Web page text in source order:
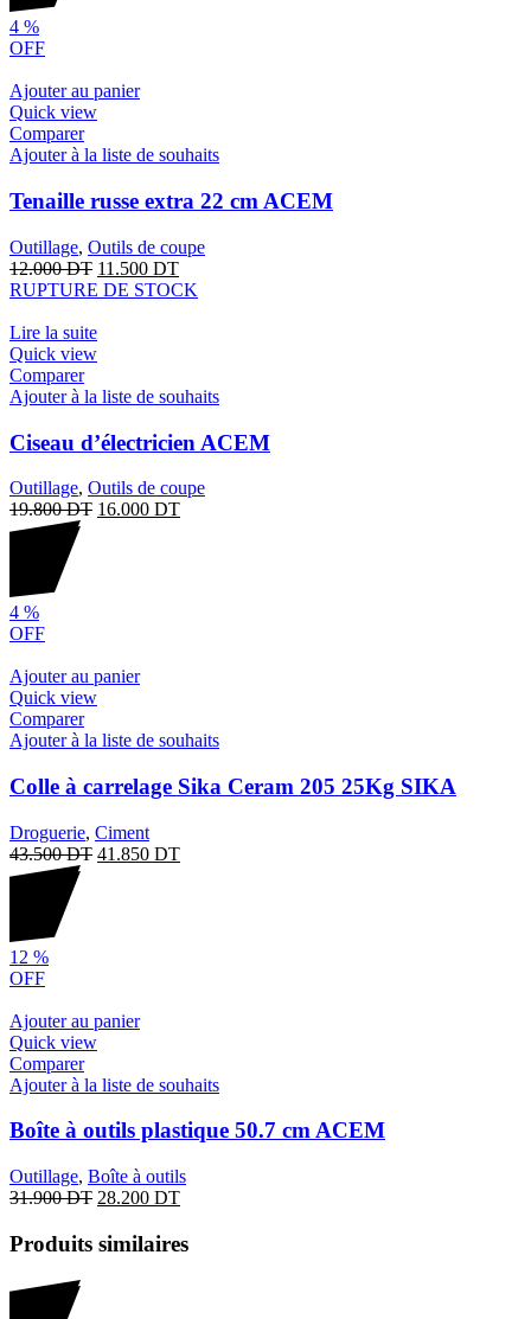
4 %
OFF
Ajouter au panier
Quick view
Comparer
Ajouter à la liste de souhaits
Tenaille russe extra 22 cm ACEM
Outillage, Outils de coupe
12.000DT 11.500 DT
RUPTURE DE STOCK
Lire la suite
Quick view
Comparer
Ajouter à la liste de souhaits
Ciseau d’électricien ACEM
Outillage, Outils de coupe
19.800DT 16.000 DT
4 %
OFF
Ajouter au panier
Quick view
Comparer
Ajouter à la liste de souhaits
Colle à carrelage Sika Ceram 205 25Kg SIKA
Droguerie, Ciment
43.500DT 41.850 DT
12 %
OFF
Ajouter au panier
Quick view
Comparer
Ajouter à la liste de souhaits
Boîte à outils plastique 50.7 cm ACEM
Outillage, Boîte à outils
31.900DT 28.200 DT
Produits similaires